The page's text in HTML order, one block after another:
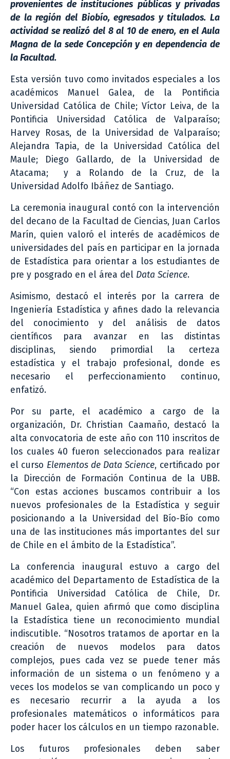
provenientes de instituciones públicas y privadas
de la región del Biobío, egresados y titulados. La
actividad se realizó del 8 al 10 de enero, en el Aula
Magna de la sede Concepción y en dependencia de
la Facultad.
Esta versión tuvo como invitados especiales a los
académicos Manuel Galea, de la Pontificia
Universidad Católica de Chile; Víctor Leiva, de la
Pontificia Universidad Católica de Valparaíso;
Harvey Rosas, de la Universidad de Valparaíso;
Alejandra Tapia, de la Universidad Católica del
Maule; Diego Gallardo, de la Universidad de
Atacama; y a Rolando de la Cruz, de la
Universidad Adolfo Ibáñez de Santiago.
La ceremonia inaugural contó con la intervención
del decano de la Facultad de Ciencias, Juan Carlos
Marín, quien valoró el interés de académicos de
universidades del país en participar en la jornada
de Estadística para orientar a los estudiantes de
pre y posgrado en el área del Data Science.
Asimismo, destacó el interés por la carrera de
Ingeniería Estadística y afines dado la relevancia
del conocimiento y del análisis de datos
científicos para avanzar en las distintas
disciplinas, siendo primordial la certeza
estadística y el trabajo profesional, donde es
necesario el perfeccionamiento continuo,
enfatizó.
Por su parte, el académico a cargo de la
organización, Dr. Christian Caamaño, destacó la
alta convocatoria de este año con 110 inscritos de
los cuales 40 fueron seleccionados para realizar
el curso Elementos de Data Science, certificado por
la Dirección de Formación Continua de la UBB.
“Con estas acciones buscamos contribuir a los
nuevos profesionales de la Estadística y seguir
posicionando a la Universidad del Bío-Bío como
una de las instituciones más importantes del sur
de Chile en el ámbito de la Estadística”.
La conferencia inaugural estuvo a cargo del
académico del Departamento de Estadística de la
Pontificia Universidad Católica de Chile, Dr.
Manuel Galea, quien afirmó que como disciplina
la Estadística tiene un reconocimiento mundial
indiscutible. “Nosotros tratamos de aportar en la
creación de nuevos modelos para datos
complejos, pues cada vez se puede tener más
información de un sistema o un fenómeno y a
veces los modelos se van complicando un poco y
es necesario recurrir a la ayuda a los
profesionales matemáticos o informáticos para
poder hacer los cálculos en un tiempo razonable.
Los futuros profesionales deben saber